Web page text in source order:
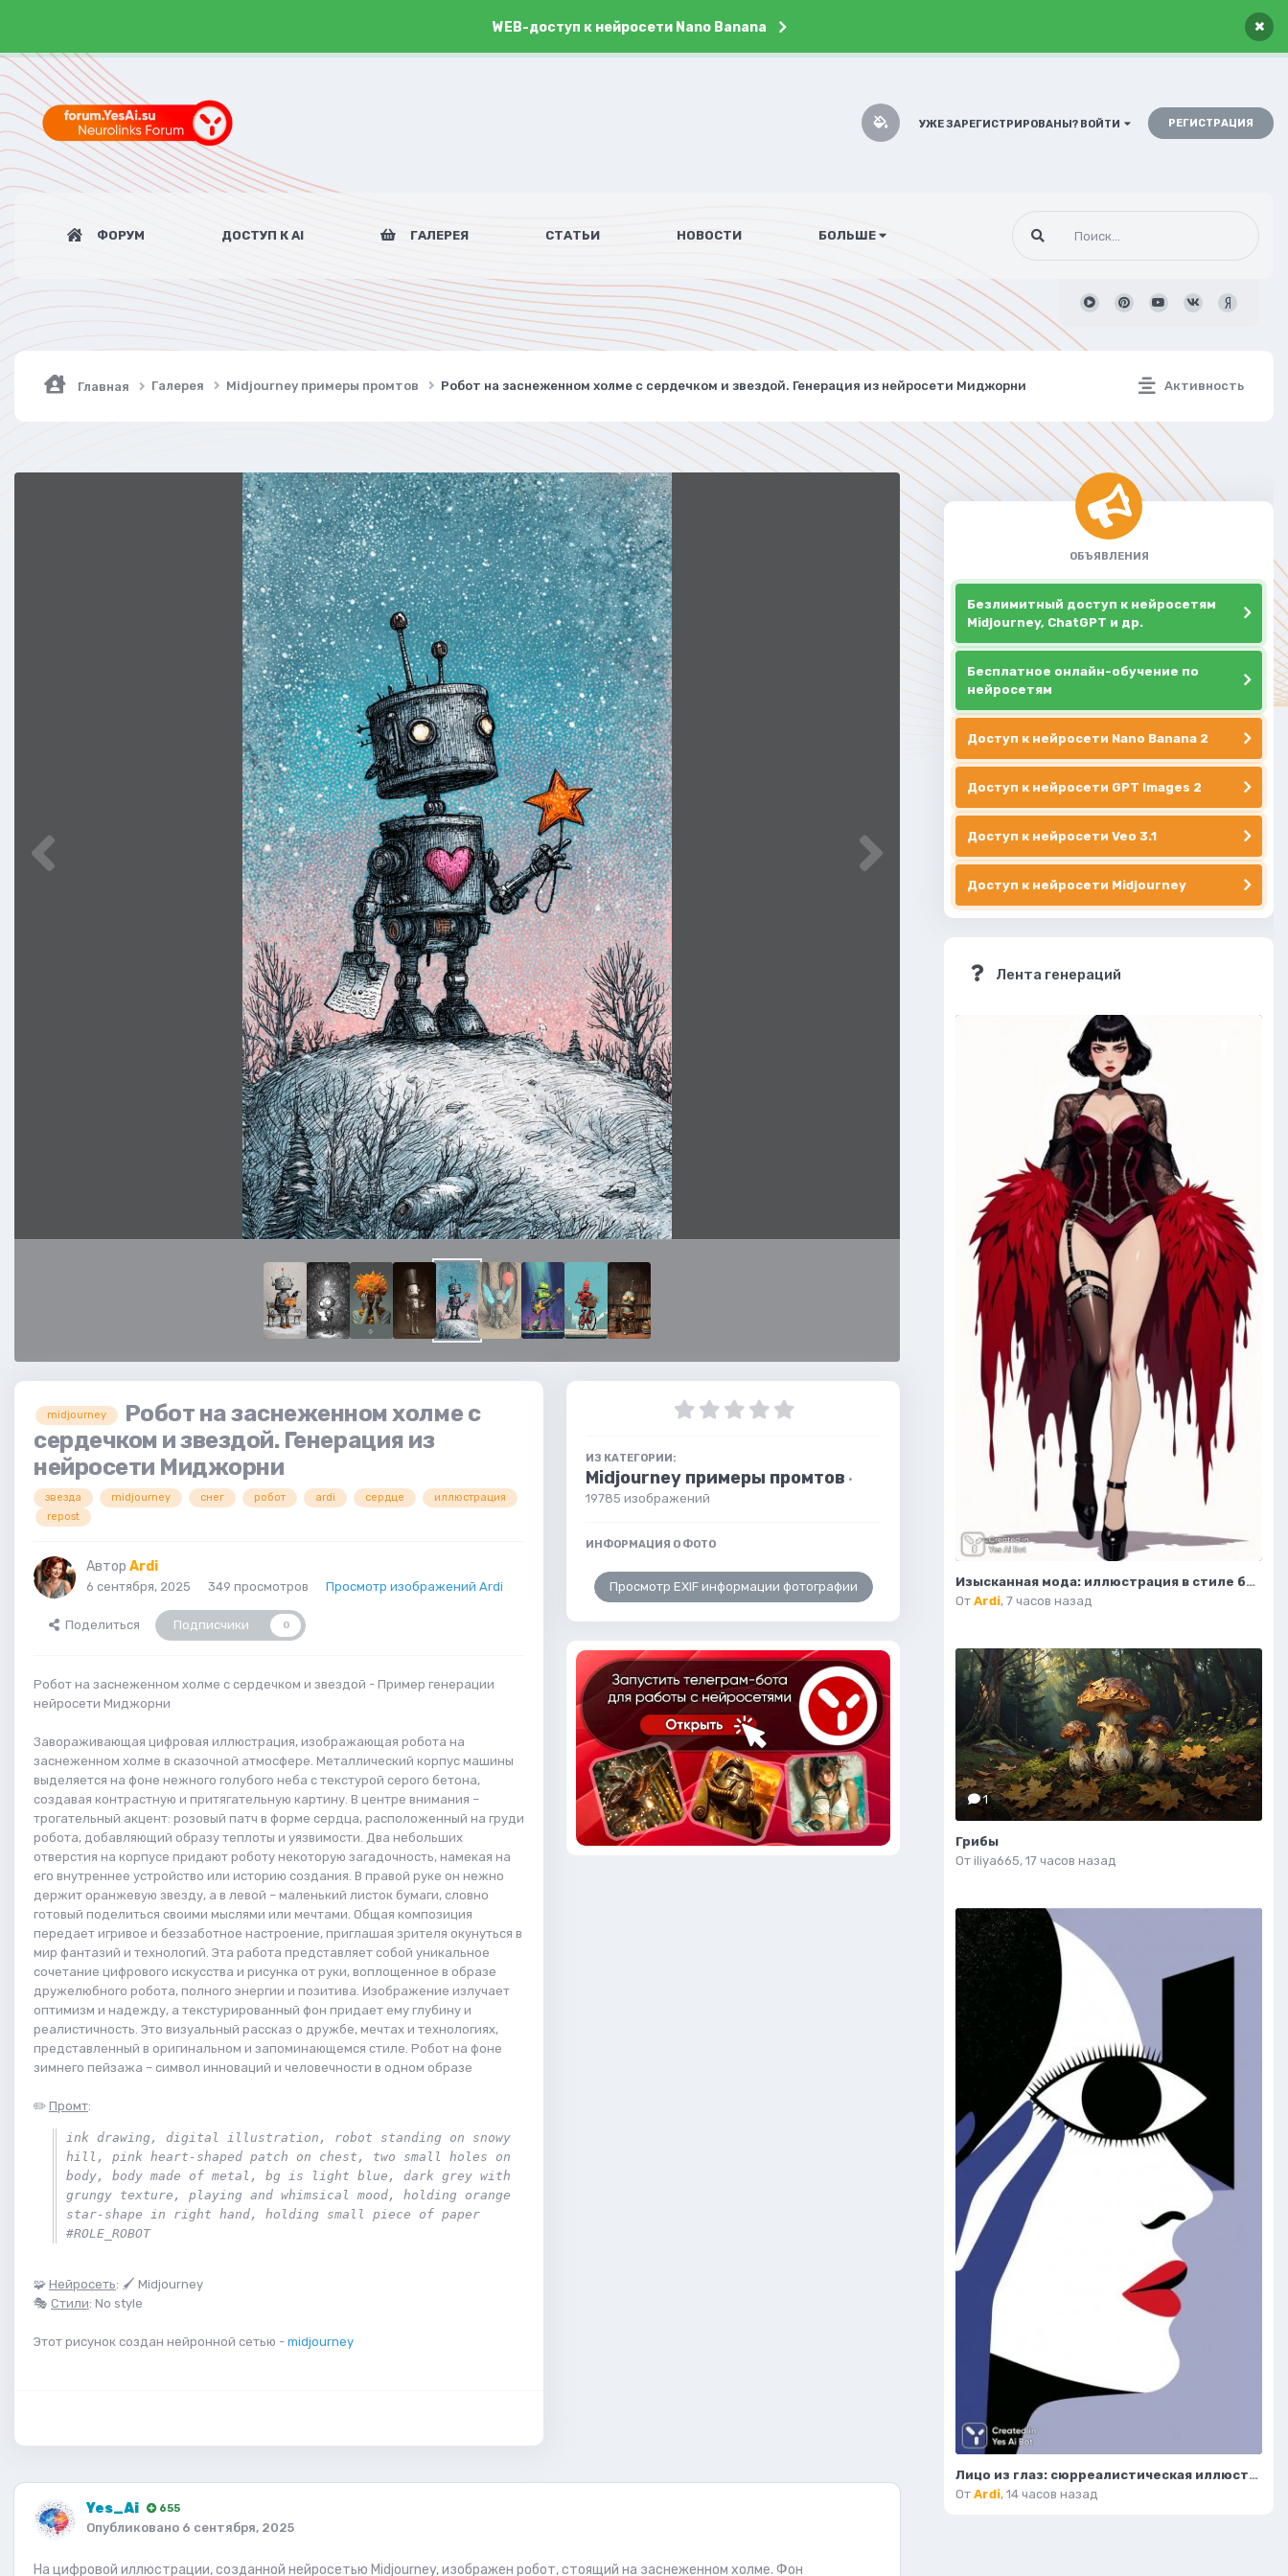
WEB-доступ к нейросети Nano Banana ×
УЖЕ ЗАРЕГИСТРИРОВАНЫ? ВОЙТИ РЕГИСТРАЦИЯ
ФОРУМ ДОСТУП К AI ГАЛЕРЕЯ СТАТЬИ НОВОСТИ БОЛЬШЕ
Активность
Главная Галерея Midjourney примеры промтов Робот на заснеженном холме с сердечком и звездой. Генерация из нейросети Миджорни
midjourney
Робот на заснеженном холме с
сердечком и звездой. Генерация из
нейросети Миджорни
звезда midjourney снег робот ardi сердце
иллюстрация
repost
Автор Ardi
6 сентября, 2025 349 просмотров Просмотр изображений Ardi
Поделиться Подписчики 0
Робот на заснеженном холме с сердечком и звездой - Пример генерации
нейросети Миджорни
Завораживающая цифровая иллюстрация, изображающая робота на
заснеженном холме в сказочной атмосфере. Металлический корпус машины
выделяется на фоне нежного голубого неба с текстурой серого бетона,
создавая контрастную и притягательную картину. В центре внимания –
трогательный акцент: розовый патч в форме сердца, расположенный на груди
робота, добавляющий образу теплоты и уязвимости. Два небольших
отверстия на корпусе придают роботу некоторую загадочность, намекая на
его внутреннее устройство или историю создания. В правой руке он нежно
держит оранжевую звезду, а в левой – маленький листок бумаги, словно
готовый поделиться своими мыслями или мечтами. Общая композиция
передает игривое и беззаботное настроение, приглашая зрителя окунуться в
мир фантазий и технологий. Эта работа представляет собой уникальное
сочетание цифрового искусства и рисунка от руки, воплощенное в образе
дружелюбного робота, полного энергии и позитива. Изображение излучает
оптимизм и надежду, а текстурированный фон придает ему глубину и
реалистичность. Это визуальный рассказ о дружбе, мечтах и технологиях,
представленный в оригинальном и запоминающемся стиле. Робот на фоне
зимнего пейзажа – символ инноваций и человечности в одном образе
✏️ Промт:
ink drawing, digital illustration, robot standing on snowy
hill, pink heart-shaped patch on chest, two small holes on
body, body made of metal, bg is light blue, dark grey with
grungy texture, playing and whimsical mood, holding orange
star-shape in right hand, holding small piece of paper
#ROLE_ROBOT
🧩 Нейросеть: 🖌 Midjourney
🎭 Стили: No style
Этот рисунок создан нейронной сетью - midjourney
ИЗ КАТЕГОРИИ:
Midjourney примеры промтов ·
19785 изображений
ИНФОРМАЦИЯ О ФОТО
Просмотр EXIF информации фотографии
Yes_Ai 655
Опубликовано 6 сентября, 2025
На цифровой иллюстрации, созданной нейросетью Midjourney, изображен робот, стоящий на заснеженном холме. Фон
ОБЪЯВЛЕНИЯ
Безлимитный доступ к нейросетям
Midjourney, ChatGPT и др.
Бесплатное онлайн-обучение по
нейросетям
Доступ к нейросети Nano Banana 2
Доступ к нейросети GPT Images 2
Доступ к нейросети Veo 3.1
Доступ к нейросети Midjourney
Лента генераций
Изысканная мода: иллюстрация в стиле бурлеск и высокой моды. Картинка из нейронной сети Flux.1
От Ardi, 7 часов назад
1
Грибы
От iliya665, 17 часов назад
Лицо из глаз: сюрреалистическая иллюстрация в стиле минимализма. Нейронная сеть Миджорни
От Ardi, 14 часов назад